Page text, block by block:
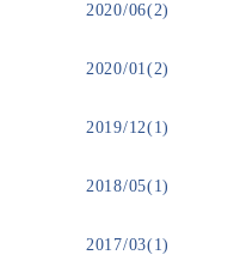
2020/06(2)
2020/01(2)
2019/12(1)
2018/05(1)
2017/03(1)